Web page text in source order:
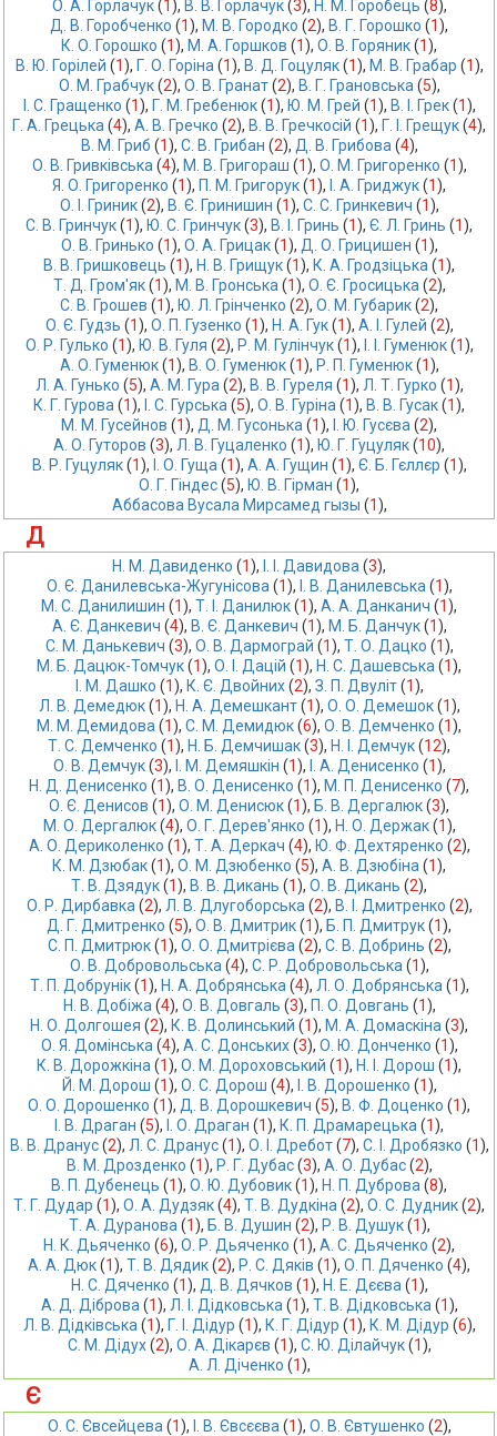
О. А. Горлачук (1 ), В. В. Горлачук (3), Н. М. Горобець (8),
Д. В. Горобченко (1), М. В. Городко (2), В. Г. Горошко (1),
К. О. Горошко (1), М. А. Горшков (1), О. В. Горяник (1),
В. Ю. Горілей (1), Г. О. Горіна (1), В. Д. Гоцуляк (1), М. В. Грабар (1),
О. М. Грабчук (2), О. В. Гранат (2), В. Г. Грановська (5),
І. С. Гращенко (1), Г. М. Гребенюк (1), Ю. М. Грей (1), В. І. Грек (1),
Г. А. Грецька (4), А. В. Гречко (2), В. В. Гречкосій (1), Г. І. Грещук (4),
В. М. Гриб (1), С. В. Грибан (2), Д. В. Грибова (4),
О. В. Гривківська (4), М. В. Григораш (1), О. М. Григоренко (1),
Я. О. Григоренко (1), П. М. Григорук (1), І. А. Гриджук (1),
О. І. Гриник (2), В. Є. Гринишин (1), С. С. Гринкевич (1),
С. В. Гринчук (1), Ю. С. Гринчук (3), В. І. Гринь (1), Є. Л. Гринь (1),
О. В. Гринько (1), О. А. Грицак (1), Д. О. Грицишен (1),
В. В. Гришковець (1), Н. В. Грищук (1), К. А. Гродзіцька (1),
Т. Д. Гром'як (1), М. В. Гронська (1), О. Є. Гросицька (2),
С. В. Грошев (1), Ю. Л. Грінченко (2), О. М. Губарик (2),
О. Є. Гудзь (1), О. П. Гузенко (1), Н. А. Гук (1), А. І. Гулей (2),
О. Р. Гулько (1), Ю. В. Гуля (2), Р. М. Гулінчук (1), І. І. Гуменюк (1),
А. О. Гуменюк (1), В. О. Гуменюк (1), Р. П. Гуменюк (1),
Л. А. Гунько (5), А. М. Гура (2), В. В. Гуреля (1), Л. Т. Гурко (1),
К. Г. Гурова (1), І. С. Гурська (5), О. В. Гуріна (1), В. В. Гусак (1),
М. М. Гусейнов (1), Д. М. Гусонька (1), І. Ю. Гусєва (2),
А. О. Гуторов (3), Л. В. Гуцаленко (1), Ю. Г. Гуцуляк (10),
В. Р. Гуцуляк (1), І. О. Гуща (1), А. А. Гущин (1), Є. Б. Гєллєр (1),
О. Г. Гіндес (5), Ю. В. Гірман (1),
Аббасова Вусала Мирсамед гызы (1),
Д
Н. М. Давиденко (1), І. І. Давидова (3),
О. Є. Данилевська-Жугунісова (1), І. В. Данилевська (1),
М. С. Данилишин (1), Т. І. Данилюк (1), А. А. Данканич (1),
А. Є. Данкевич (4), В. Є. Данкевич (1), М. Б. Данчук (1),
С. М. Данькевич (3), О. В. Дармограй (1), Т. О. Дацко (1),
М. Б. Дацюк-Томчук (1), О. І. Дацій (1), Н. С. Дашевська (1),
І. М. Дашко (1), К. Є. Двойних (2), З. П. Двуліт (1),
Л. В. Демедюк (1), Н. А. Демешкант (1), О. О. Демешок (1),
М. М. Демидова (1), С. М. Демидюк (6), О. В. Демченко (1),
Т. С. Демченко (1), Н. Б. Демчишак (3), Н. І. Демчук (12),
О. В. Демчук (3), І. М. Демяшкін (1), І. А. Денисенко (1),
Н. Д. Денисенко (1), В. О. Денисенко (1), М. П. Денисенко (7),
О. Є. Денисов (1), О. М. Денисюк (1), Б. В. Дергалюк (3),
М. О. Дергалюк (4), О. Г. Дерев'янко (1), Н. О. Держак (1),
А. О. Дериколенко (1), Т. А. Деркач (4), Ю. Ф. Дехтяренко (2),
К. М. Дзюбак (1), О. М. Дзюбенко (5), А. В. Дзюбіна (1),
Т. В. Дзядук (1), В. В. Дикань (1), О. В. Дикань (2),
О. Р. Дирбавка (2), Л. В. Длугоборська (2), В. І. Дмитренко (2),
Д. Г. Дмитренко (5), О. В. Дмитрик (1), Б. П. Дмитрук (1),
С. П. Дмитрюк (1), О. О. Дмитрієва (2), С. В. Добринь (2),
О. В. Добровольська (4), С. Р. Добровольська (1),
Т. П. Добрунік (1), Н. А. Добрянська (4), Л. О. Добрянська (1),
Н. В. Добіжа (4), О. В. Довгаль (3), П. О. Довгань (1),
Н. О. Долгошея (2), К. В. Долинський (1), М. А. Домаскіна (3),
О. Я. Домінська (4), А. С. Донських (3), О. Ю. Донченко (1),
К. В. Дорожкіна (1), О. М. Дороховський (1), Н. І. Дорош (1),
Й. М. Дорош (1), О. С. Дорош (4), І. В. Дорошенко (1),
О. О. Дорошенко (1), Д. В. Дорошкевич (5), В. Ф. Доценко (1),
І. В. Драган (5), І. О. Драган (1), К. П. Драмарецька (1),
В. В. Дранус (2), Л. С. Дранус (1), О. І. Дребот (7), С. І. Дробязко (1),
В. М. Дрозденко (1), Р. Г. Дубас (3), А. О. Дубас (2),
В. П. Дубенець (1), О. Ю. Дубовик (1), Н. П. Дуброва (8),
Т. Г. Дудар (1), О. А. Дудзяк (4), Т. В. Дудкіна (2), О. С. Дудник (2),
Т. А. Дуранова (1), Б. В. Душин (2), Р. В. Душук (1),
Н. К. Дьяченко (6), О. Р. Дьяченко (1), А. С. Дьяченко (2),
А. А. Дюк (1), Т. В. Дядик (2), Р. С. Дяків (1), О. П. Дяченко (4),
Н. С. Дяченко (1), Д. В. Дячков (1), Н. Е. Дєєва (1),
А. Д. Діброва (1), Л. І. Дідковська (1), Т. В. Дідковська (1),
Л. В. Дідківська (1), Г. І. Дідур (1), К. Г. Дідур (1), К. М. Дідур (6),
С. М. Дідух (2), О. А. Дікарєв (1), С. Ю. Ділайчук (1),
А. Л. Діченко (1),
Є
О. С. Євсейцева (1), І. В. Євсєєва (1), О. В. Євтушенко (2),